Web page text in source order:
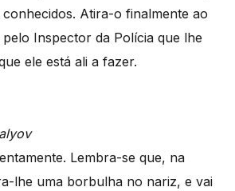
Atira-o finalmente ao
Inspector da Polícia que lhe
ele está ali a fazer.
Lembra-se que, na
lhe uma borbulha no nariz, e vai